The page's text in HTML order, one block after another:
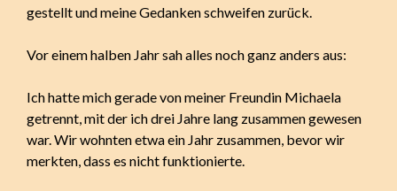
gestellt und meine Gedanken schweifen zurück.
Vor einem halben Jahr sah alles noch ganz anders aus:
Ich hatte mich gerade von meiner Freundin Michaela
getrennt, mit der ich drei Jahre lang zusammen gewesen
war. Wir wohnten etwa ein Jahr zusammen, bevor wir
merkten, dass es nicht funktionierte.